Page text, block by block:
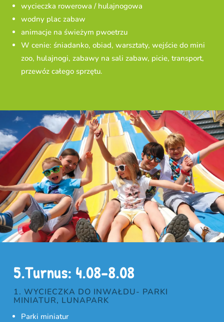
wycieczka rowerowa / hulajnogowa
wodny plac zabaw
animacje na świeżym pwoetrzu
W cenie: śniadanko, obiad, warsztaty, wejście do mini
zoo, hulajnogi, zabawy na sali zabaw, picie, transport,
przewóz całego sprzętu.
5.Turnus: 4.08-8.08
1. WYCIECZKA DO INWAŁDU- PARKI
MINIATUR, LUNAPARK
Parki miniatur